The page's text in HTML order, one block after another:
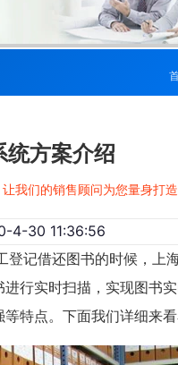
统方案介绍
我们的销售顾问为您量身打
4-30 11:36:56
记借还图书的时候，上
行实时扫描，实现图书
特点。下面我们详细来看